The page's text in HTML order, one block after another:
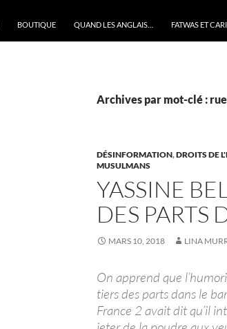
BOUTIQUE QUAND LES ANGLAIS… FATWAS ET
Archives par mot-clé : rue
DÉSINFORMATION,DROITS DE
MUSULMANS
YASSINE
DES PARTS
MARS 10, 2018 LINA
On apprend que
tiers des parts dans le
France 2 avait dit qu’il